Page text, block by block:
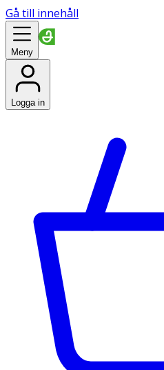
Gå till innehåll
Meny
Logga in